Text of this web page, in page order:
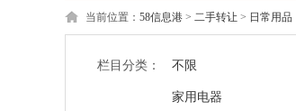
当前位置： 58信息港 > 二手转让 > 日常用品
栏目分类： 不限
家用电器